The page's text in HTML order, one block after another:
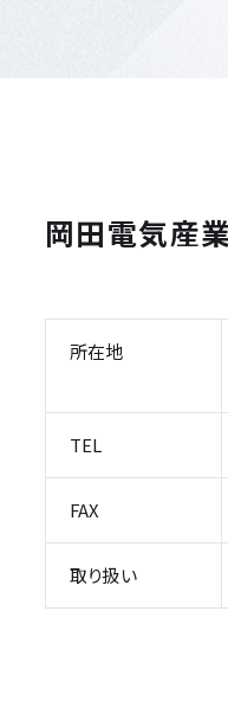
岡田電気産
所在地
TEL
FAX
取り扱い